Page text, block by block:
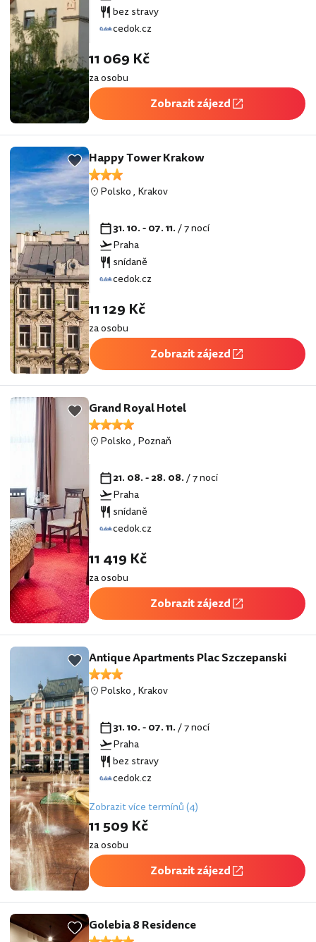
bez stravy
cedok.cz
11 069 Kč
za osobu
Zobrazit zájezd
Happy Tower Krakow
Polsko, Krakov
31. 10. - 07. 11./ 7 nocí
Praha
snídaně
cedok.cz
11 129 Kč
za osobu
Zobrazit zájezd
Grand Royal Hotel
Polsko, Poznaň
21. 08. - 28. 08./ 7 nocí
Praha
snídaně
cedok.cz
11 419 Kč
za osobu
Zobrazit zájezd
Antique Apartments Plac Szczepanski
Polsko, Krakov
31. 10. - 07. 11./ 7 nocí
Praha
bez stravy
cedok.cz
Zobrazit více termínů (4)
11 509 Kč
za osobu
Zobrazit zájezd
Golebia 8 Residence